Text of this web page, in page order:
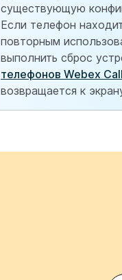
существующую
Если телефон
повторным
выполнить сброс
телефонов Webex
возвращается к